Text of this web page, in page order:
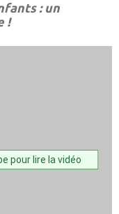
: un
!
pour lire la vidéo